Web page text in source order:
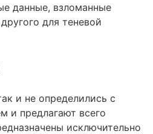
данные, взломанные
для теневой
и не определились с
и предлагают всего
исключительно